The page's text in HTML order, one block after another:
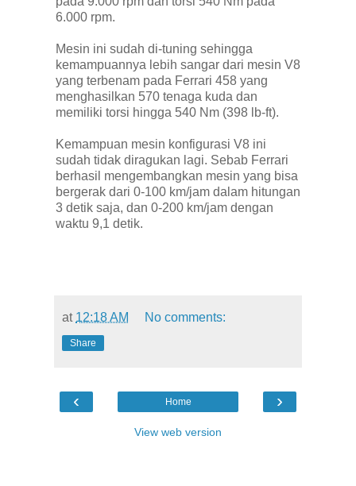
6.000 rpm.
Mesin ini sudah di-tuning sehingga
kemampuannya lebih sangar dari mesin V8
yang terbenam pada Ferrari 458 yang
menghasilkan 570 tenaga kuda dan
memiliki torsi hingga 540 Nm (398 lb-ft).
Kemampuan mesin konfigurasi V8 ini
sudah tidak diragukan lagi. Sebab Ferrari
berhasil mengembangkan mesin yang bisa
bergerak dari 0-100 km/jam dalam hitungan
3 detik saja, dan 0-200 km/jam dengan
waktu 9,1 detik.
at 12:18 AM No comments:
Share
‹ ›
Home
View web version